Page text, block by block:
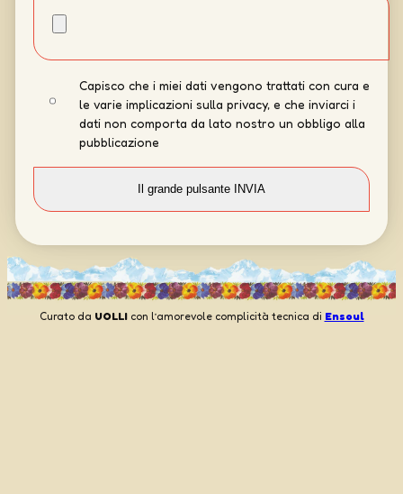
Capisco che i miei dati vengono trattati con cura e
le varie implicazioni sulla privacy, e che inviarci i
dati non comporta da lato nostro un obbligo alla
pubblicazione
Curato da UOLLIcon l’amorevole complicità tecnica di Ensoul